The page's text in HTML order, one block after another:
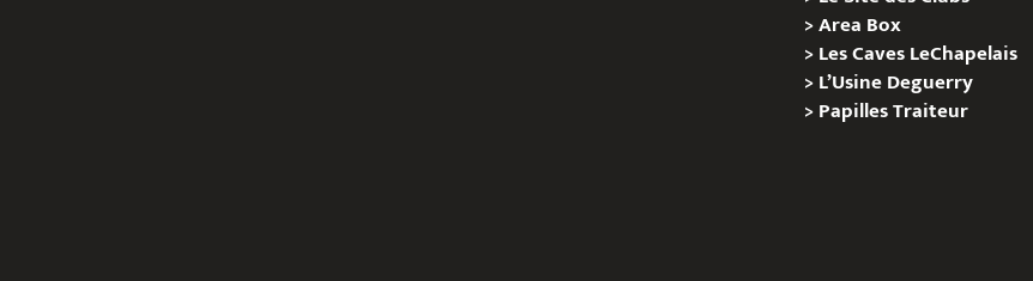
>Area Box
>Les Caves LeChapelais
>L’Usine Deguerry
>PapillesTraiteur